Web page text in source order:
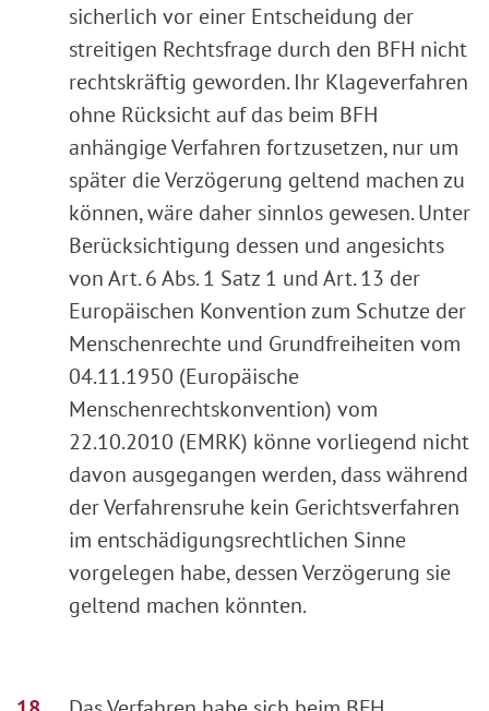
sicherlich vor einer Entscheidung der
streitigen Rechtsfrage durch den BFH nicht
rechtskräftig geworden. Ihr Klageverfahren
ohne Rücksicht auf das beim BFH
anhängige Verfahren fortzusetzen, nur um
später die Verzögerung geltend machen zu
können, wäre daher sinnlos gewesen. Unter
Berücksichtigung dessen und angesichts
von Art. 6 Abs. 1 Satz 1 und Art. 13 der
Europäischen Konvention zum Schutze der
Menschenrechte und Grundfreiheiten vom
04.11.1950 (Europäische
Menschenrechtskonvention) vom
22.10.2010 (EMRK) könne vorliegend nicht
davon ausgegangen werden, dass während
der Verfahrensruhe kein Gerichtsverfahren
im entschädigungsrechtlichen Sinne
vorgelegen habe, dessen Verzögerung sie
geltend machen könnten.